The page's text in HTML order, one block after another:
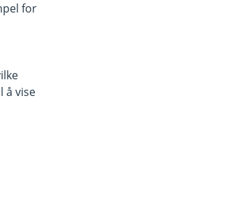
deg! Eika-
vår minste
ringer deg.
innom
for
å vise